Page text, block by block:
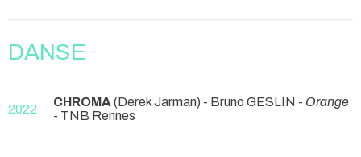
DANSE
2022 CHROMA (Derek Jarman) - Bruno GESLIN - Orange
- TNB Rennes